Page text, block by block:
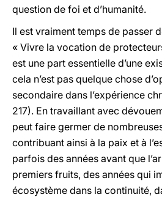
question de foi et d’humanité.
Il est vraiment temps de passer
« Vivre la vocation de
est une part essentielle d’une
cela n’est pas quelque chose
secondaire dans l’expérience
217). En travaillant avec
peut faire germer de
contribuant ainsi à la paix et à
parfois des années avant que
premiers fruits, des années qui
écosystème dans la continuité,